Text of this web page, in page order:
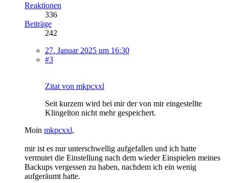
Reaktionen
336
Beiträge
242
27. Januar 2025 um 16:30
#3
Zitat von mkpcxxl
Seit kurzem wird bei mir der von mir eingestellte
Klingelton nicht mehr gespeichert.
Moin mkpcxxl,
mir ist es nur unterschwellig aufgefallen und ich hatte
vermutet die Einstellung nach dem wieder Einspielen meines
Backups vergessen zu haben, nachdem ich ein wenig
aufgeräumt hatte.